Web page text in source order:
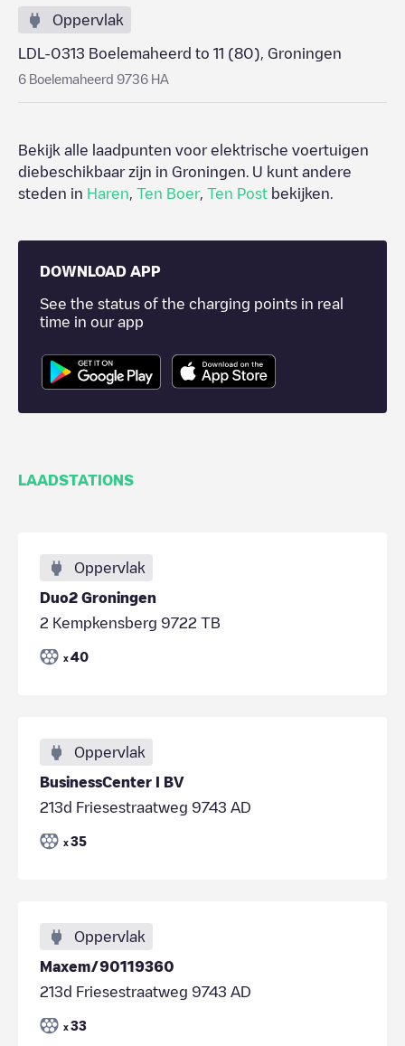
Oppervlak
LDL-0313 Boelemaheerd to 11 (80), Groningen
6 Boelemaheerd 9736 HA
Bekijk alle laadpunten voor elektrische voertuigen
diebeschikbaar zijn in Groningen . U kunt andere
steden in Haren Ten Boer, Ten Post bekijken.
DOWNLOAD APP
See the status of the charging points in real
time in our app
LAADSTATIONS
Oppervlak
Duo2 Groningen
2 Kempkensberg 9722 TB
x 40
Oppervlak
BusinessCenter I BV
213d Friesestraatweg 9743 AD
x 35
Oppervlak
Maxem/90119360
213d Friesestraatweg 9743 AD
x 33